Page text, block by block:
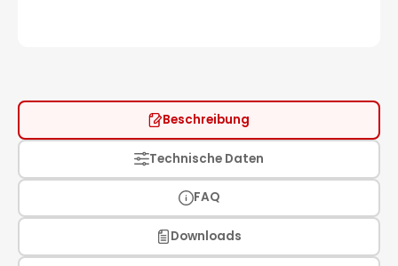
Beschreibung
Technische Daten
FAQ
Downloads